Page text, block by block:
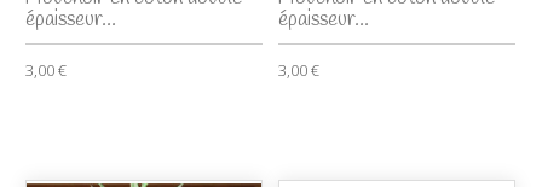
épaisseur...
3,00 €
épaisseur...
3,00 €